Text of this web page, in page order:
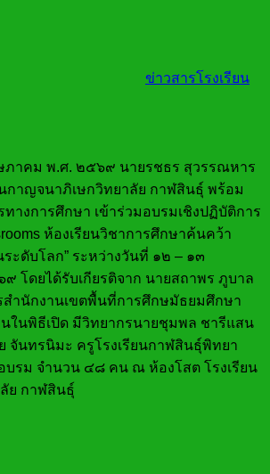
ข่าวสารโรงเรียน
ภาคม พ.ศ. ๒๕๖๙ นายรชธร สุวรรณหาร
นกาญจนาภิเษกวิทยาลัย กาฬสินธุ์ พร้อม
างการศึกษา เข้าร่วมอบรมเชิงปฏิบัติการ
ห้องเรียนวิชาการศึกษาค้นคว้า
ระดับโลก” ระหว่างวันที่ ๑๒ – ๑๓
โดยได้รับเกียรติจาก นายสถาพร ภูบาล
สำนักงานเขตพื้นที่การศึกษมัธยมศึกษา
ในพิธีเปิด มีวิทยากรนายชุมพล ชารีแสน
จันทรนิมะ ครูโรงเรียนกาฬสินธุ์พิทยา
บรม จำนวน ๔๘ คน ณ ห้องโสต โรงเรียน
ย กาฬสินธุ์